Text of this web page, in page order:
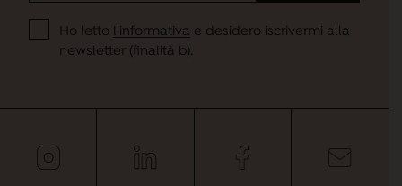
Ho letto l'informativa e desidero iscrivermi alla
newsletter (finalità b).